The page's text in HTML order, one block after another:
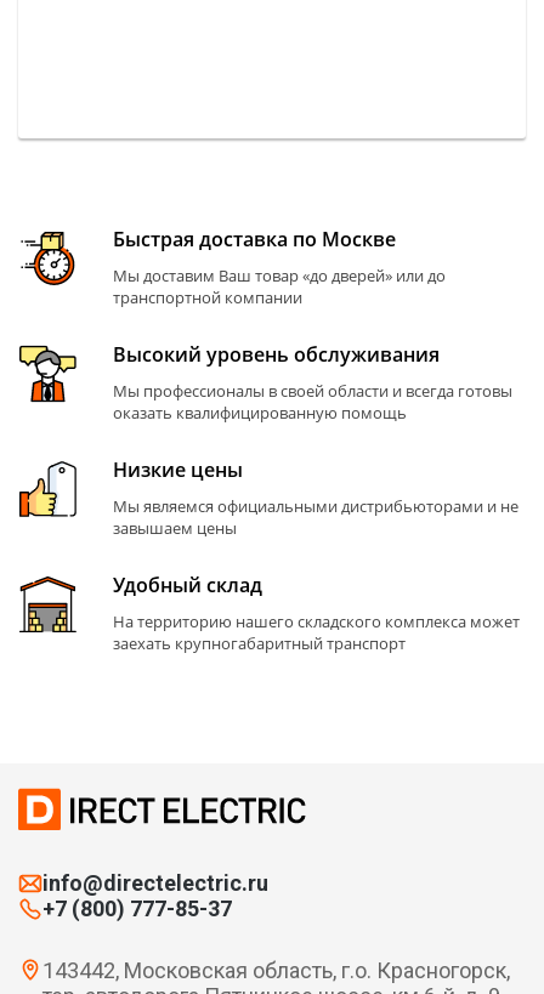
Быстрая доставка по Москве
Мы доставим Ваш товар «до дверей» или до
транспортной компании
Высокий уровень обслуживания
Мы профессионалы в своей области и всегда готовы
оказать квалифицированную помощь
Низкие цены
Мы являемся официальными дистрибьюторами и не
завышаем цены
Удобный склад
На территорию нашего складского комплекса может
заехать крупногабаритный транспорт
info@directelectric.ru
+7 (800) 777-85-37
143442, Московская область, г.о. Красногорск,